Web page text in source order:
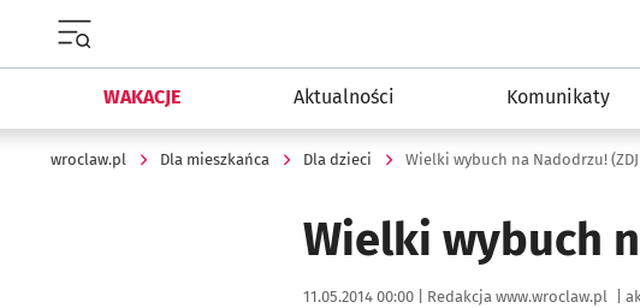
WAKACJE Aktualności Komunikaty
wroclaw.pl Dla mieszkańca Dla dzieci Wielki wybuch na Nadodrzu!
Wielki wybuch
Data publikacji:
11.05.2014 00:00 | Autor:
Redakcja www.wroclaw.pl